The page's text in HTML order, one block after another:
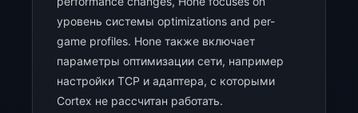
уровень системы optimizations and per-
game profiles. Hone также включает
параметры оптимизации сети, например
настройки TCP и адаптера, с которыми
Cortex не рассчитан работать.